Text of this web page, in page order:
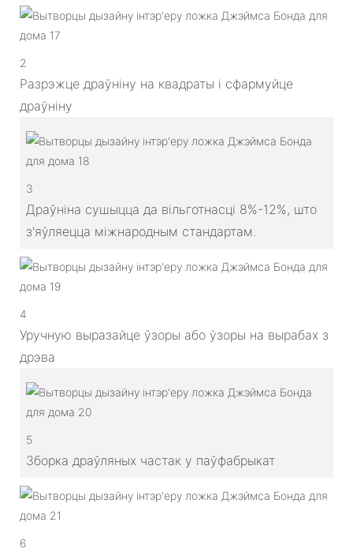
2
Разрэжце драўніну на квадраты і сфармуйце
драўніну
3
Драўніна сушыцца да вільготнасці 8%-12%, што
з'яўляецца міжнародным стандартам.
4
Уручную выразайце ўзоры або ўзоры на вырабах з
дрэва
5
Зборка драўляных частак у паўфабрыкат
6